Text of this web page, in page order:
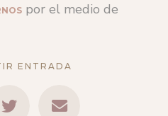
por el medio de
ENTRADA